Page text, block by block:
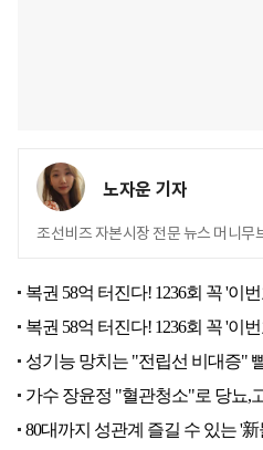
노자운 기자
조선비즈 자본시장 전문 뉴스 머니